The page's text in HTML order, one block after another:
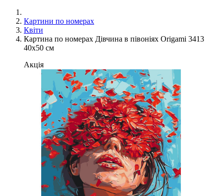
Картини по номерах
Квіти
Картина по номерах Дівчина в півоніях Origami 3413
40x50 см
Акція